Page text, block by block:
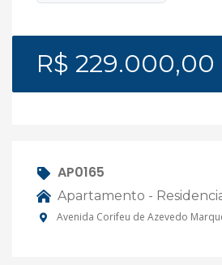
R$ 229.000,00
AP0165
Apartamento -
Avenida Corifeu de Azevedo